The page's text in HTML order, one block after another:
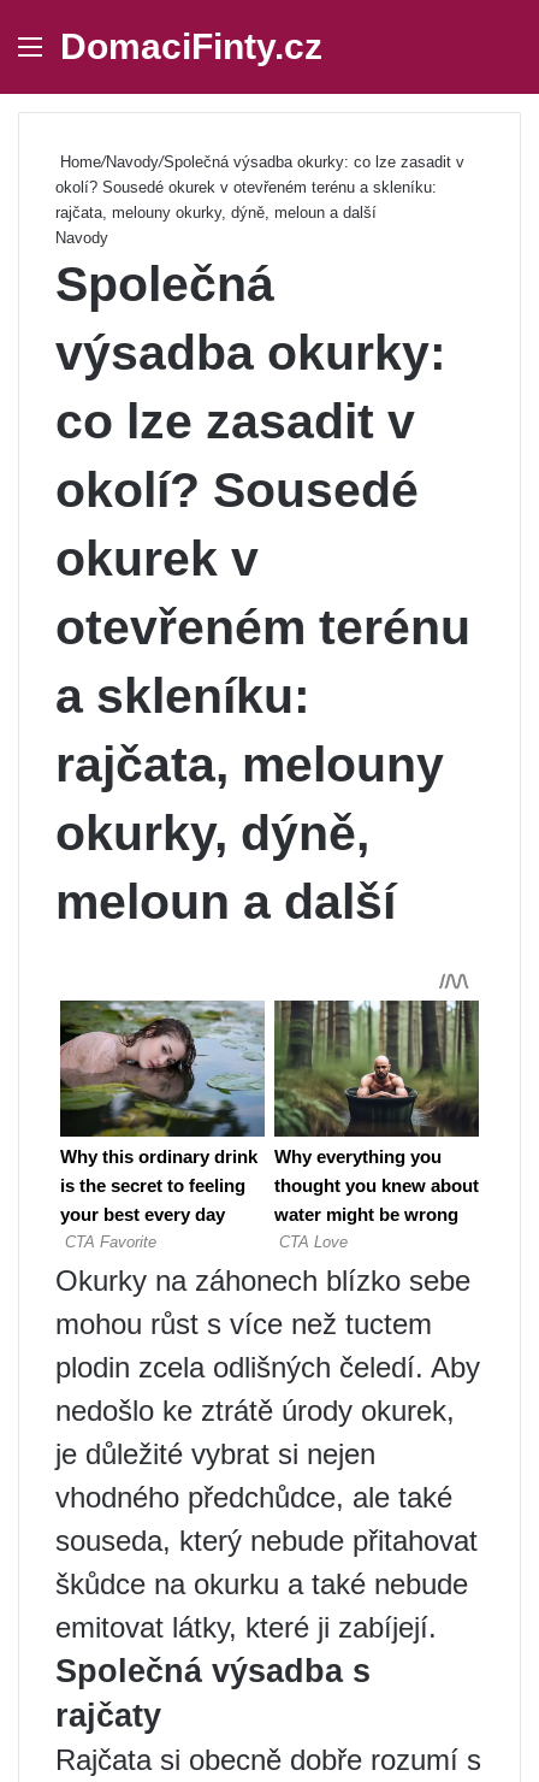
Menu
DomaciFinty.cz
Home/Navody/Společná výsadba okurky: co lze zasadit v
okolí? Sousedé okurek v otevřeném terénu a skleníku:
rajčata, melouny okurky, dýně, meloun a další
Navody
Společná
výsadba okurky:
co lze zasadit v
okolí? Sousedé
okurek v
otevřeném terénu
a skleníku:
rajčata, melouny
okurky, dýně,
meloun a další
Okurky na záhonech blízko sebe
mohou růst s více než tuctem
plodin zcela odlišných čeledí. Aby
nedošlo ke ztrátě úrody okurek,
je důležité vybrat si nejen
vhodného předchůdce, ale také
souseda, který nebude přitahovat
škůdce na okurku a také nebude
emitovat látky, které ji zabíjejí.
Společná výsadba s
rajčaty
Rajčata si obecně dobře rozumí s